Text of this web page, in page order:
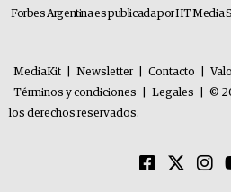
Forbes Argentina es publicada por HT Media
MediaKit Newsletter Contacto
Términos y condiciones
Legales
©
los derechos reservados.